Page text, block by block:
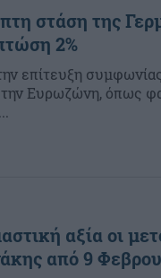
στάση της
2%
επίτευξη
Ευρωζώνη, όπως
αξία οι
από 9